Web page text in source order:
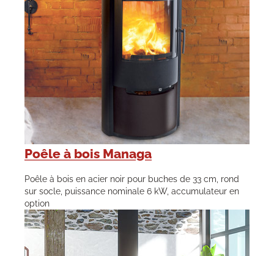
Poêle à bois Managa
Poêle à bois en acier noir pour buches de 33 cm, rond
sur socle, puissance nominale 6 kW, accumulateur en
option